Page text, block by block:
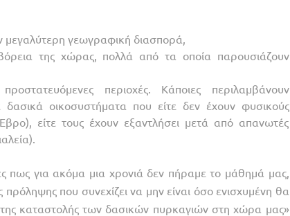
μεγαλύτερη γεωγραφική διασπορά,
της χώρας, πολλά από τα οποία παρουσιάζουν
περιοχές. Κάποιες περιλαμβάνουν
δασικά οικοσυστήματα που είτε δεν έχουν φυσικούς
είτε τους έχουν εξαντλήσει μετά από απανωτές
πως για ακόμα μια χρονιά δεν πήραμε το μάθημά μας,
που συνεχίζει να μην είναι όσο ενισχυμένη θα
καταστολής των δασικών πυρκαγιών στη χώρα μας»